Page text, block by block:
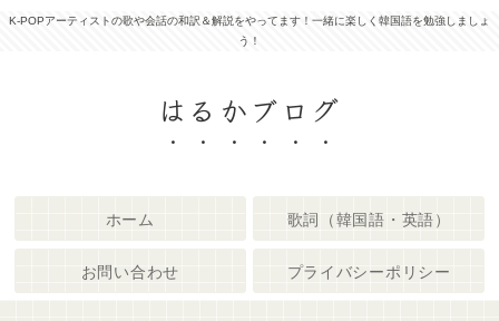
K-POPアーティストの歌や会話の和訳＆解説をやってます！一緒に楽しく韓国語を勉強しましょ
う！
はるかブログ
ホーム 歌詞（韓国語・英語）
お問い合わせ プライバシーポリシー